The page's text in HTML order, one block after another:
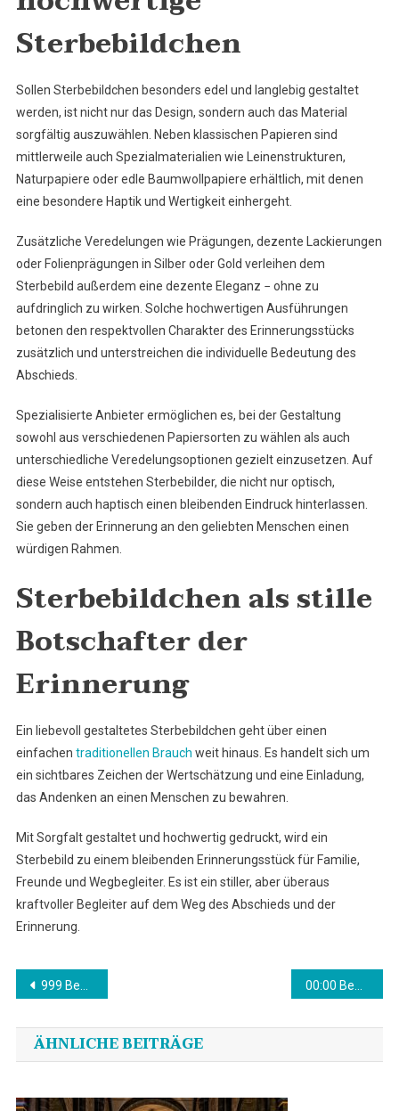
Sterbebildchen
Sollen Sterbebildchen besonders edel und langlebig gestaltet
werden, ist nicht nur das Design, sondern auch das Material
sorgfältig auszuwählen. Neben klassischen Papieren sind
mittlerweile auch Spezialmaterialien wie Leinenstrukturen,
Naturpapiere oder edle Baumwollpapiere erhältlich, mit denen
eine besondere Haptik und Wertigkeit einhergeht.
Zusätzliche Veredelungen wie Prägungen, dezente Lackierungen
oder Folienprägungen in Silber oder Gold verleihen dem
Sterbebild außerdem eine dezente Eleganz − ohne zu
aufdringlich zu wirken. Solche hochwertigen Ausführungen
betonen den respektvollen Charakter des Erinnerungsstücks
zusätzlich und unterstreichen die individuelle Bedeutung des
Abschieds.
Spezialisierte Anbieter ermöglichen es, bei der Gestaltung
sowohl aus verschiedenen Papiersorten zu wählen als auch
unterschiedliche Veredelungsoptionen gezielt einzusetzen. Auf
diese Weise entstehen Sterbebilder, die nicht nur optisch,
sondern auch haptisch einen bleibenden Eindruck hinterlassen.
Sie geben der Erinnerung an den geliebten Menschen einen
würdigen Rahmen.
Sterbebildchen als stille
Botschafter der
Erinnerung
Ein liebevoll gestaltetes Sterbebildchen geht über einen
einfachen traditionellen Brauch weit hinaus. Es handelt sich um
ein sichtbares Zeichen der Wertschätzung und eine Einladung,
das Andenken an einen Menschen zu bewahren.
Mit Sorgfalt gestaltet und hochwertig gedruckt, wird ein
Sterbebild zu einem bleibenden Erinnerungsstück für Familie,
Freunde und Wegbegleiter. Es ist ein stiller, aber überaus
kraftvoller Begleiter auf dem Weg des Abschieds und der
Erinnerung.
Beitragsnavigation
999 Bedeutung in der Bibel
ÄHNLICHE BEITRÄGE